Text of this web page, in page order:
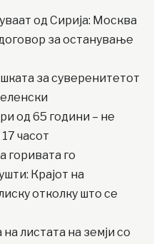
од Сирија: Москва
за останување
за суверенитетот
од 65 години – не
часот
горивата го
Крајот на
отколку што се
листата на земји со